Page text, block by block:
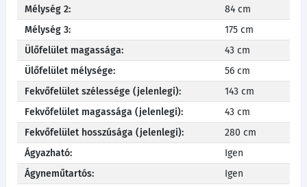
Mélység 2:
84 cm
Mélység 3:
175 cm
Ülőfelület magassága:
43 cm
Ülőfelület mélysége:
56 cm
Fekvőfelület szélessége (jelenlegi):
143 cm
Fekvőfelület magassága (jelenlegi):
43 cm
Fekvőfelület hosszúsága (jelenlegi):
280 cm
Ágyazható:
Igen
Ágyneműtartós:
Igen